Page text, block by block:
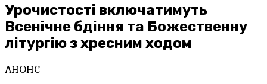
Урочистості включатимуть
Всенічне бдіння та Божественну
літургію з хресним ходом
АНОНС